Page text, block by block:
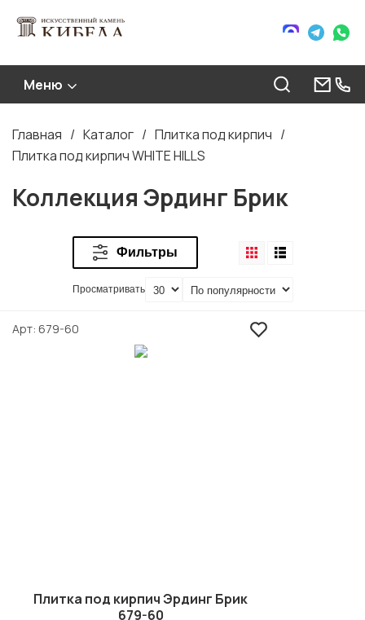
Меню
Строка
навигации
Главная Каталог
Плитка под кирпич
Плитка под кирпич WHITE HILLS
Коллекция Эрдинг Брик
Фильтры
Просматривать
Арт 679-60
Плитка под кирпич Эрдинг Брик
679-60